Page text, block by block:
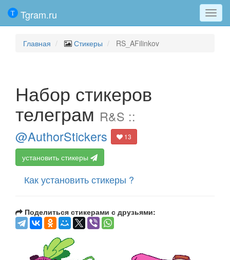
Меню
Tgram.ru
Главная Стикеры RS_AFilinkov
Набор стикеров
телеграм R&S ::
@AuthorStickers
13
установить стикеры
Как установить стикеры ?
Поделиться стикерами с друзьями: